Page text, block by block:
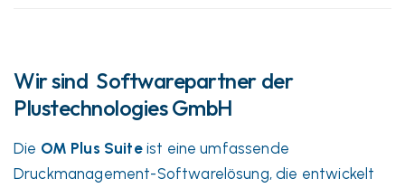
Wir sind Softwarepartner der
Plustechnologies GmbH
Die OM Plus Suiteist eine umfassende
Druckmanagement-Softwarelösung, die entwickelt